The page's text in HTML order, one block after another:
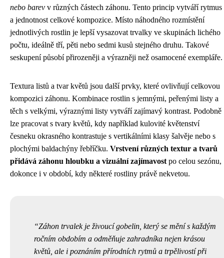
nebo barev v různých částech záhonu. Tento princip vytváří rytmus
a jednotnost celkové kompozice. Místo náhodného rozmístění
jednotlivých rostlin je lepší vysazovat trvalky ve skupinách lichého
počtu, ideálně tří, pěti nebo sedmi kusů stejného druhu. Takové
seskupení působí přirozeněji a výrazněji než osamocené exempláře.
Textura listů a tvar květů jsou další prvky, které ovlivňují celkovou
kompozici záhonu. Kombinace rostlin s jemnými, peřenými listy a
těch s velkými, výraznými listy vytváří zajímavý kontrast. Podobně
lze pracovat s tvary květů, kdy například kulovité květenství
česneku okrasného kontrastuje s vertikálními klasy šalvěje nebo s
plochými baldachýny řebříčku. Vrstvení různých textur a tvarů
přidává záhonu hloubku a vizuální zajímavost po celou sezónu,
dokonce i v období, kdy některé rostliny právě nekvetou.
Záhon trvalek je živoucí gobelin, který se mění s každým
ročním obdobím a odměňuje zahradníka nejen krásou
květů, ale i poznáním přírodních rytmů a trpělivostí při